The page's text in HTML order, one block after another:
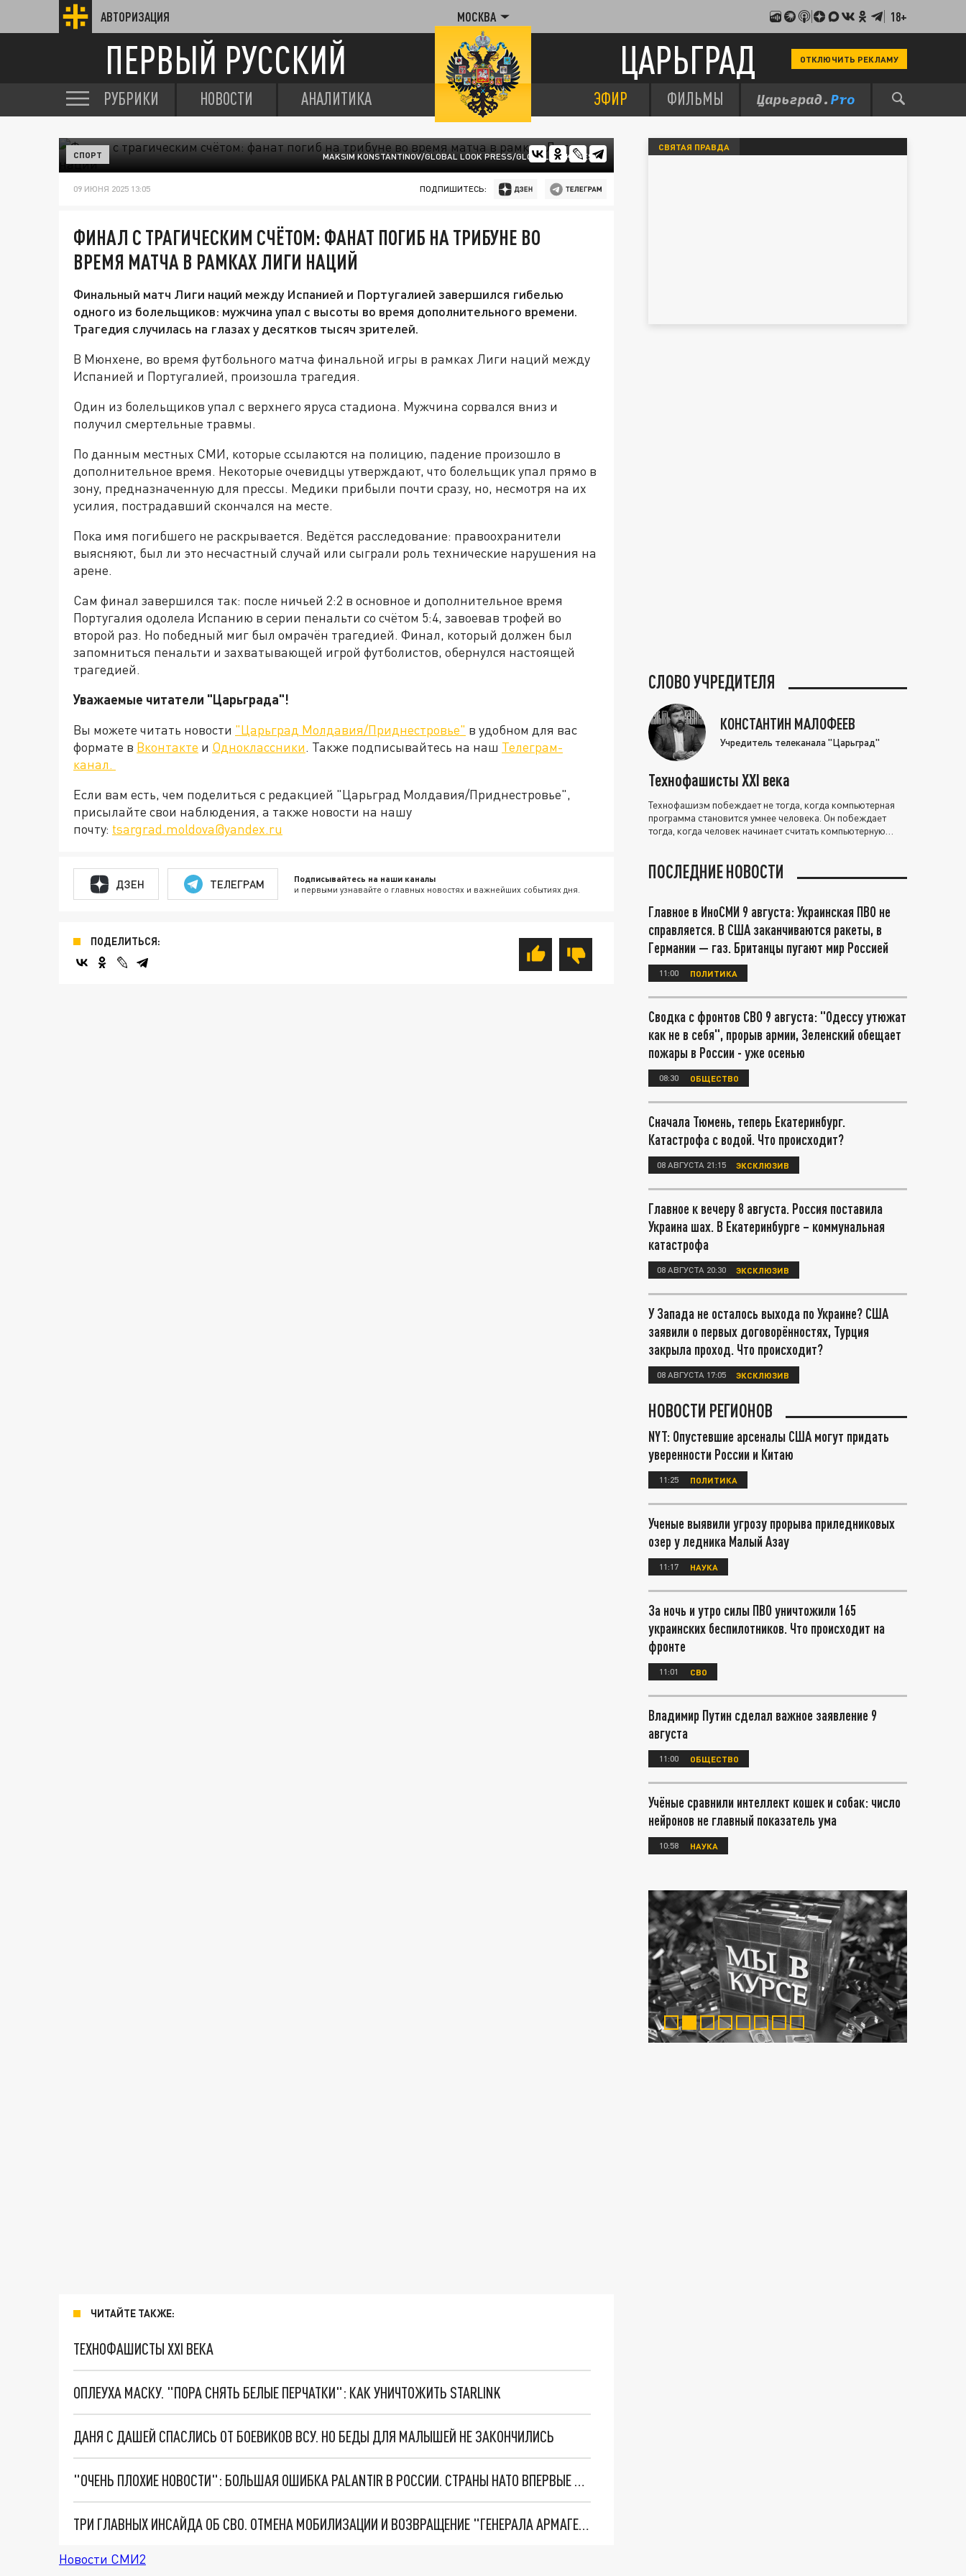
АВТОРИЗАЦИЯ МОСКВА 18+
ПЕРВЫЙ РУССКИЙ ЦАРЬГРАД ОТКЛЮЧИТЬ РЕКЛАМУ
РУБРИКИ НОВОСТИ АНАЛИТИКА ЭФИР ФИЛЬМЫ
MAKSIM KONSTANTINOV/GLOBAL LOOK PRESS/GLOBALLOOKPRESS
СПОРТ
09 ИЮНЯ 2025 13:05 ПОДПИШИТЕСЬ:
ФИНАЛ С ТРАГИЧЕСКИМ СЧЁТОМ: ФАНАТ ПОГИБ НА ТРИБУНЕ ВО
ВРЕМЯ МАТЧА В РАМКАХ ЛИГИ НАЦИЙ
Финальный матч Лиги наций между Испанией и Португалией завершился гибелью
одного из болельщиков: мужчина упал с высоты во время дополнительного времени.
Трагедия случилась на глазах у десятков тысяч зрителей.
В Мюнхене, во время футбольного матча финальной игры в рамках Лиги наций между
Испанией и Португалией, произошла трагедия.
Один из болельщиков упал с верхнего яруса стадиона. Мужчина сорвался вниз и
получил смертельные травмы.
По данным местных СМИ, которые ссылаются на полицию, падение произошло в
дополнительное время. Некоторые очевидцы утверждают, что болельщик упал прямо в
зону, предназначенную для прессы. Медики прибыли почти сразу, но, несмотря на их
усилия, пострадавший скончался на месте.
Пока имя погибшего не раскрывается. Ведётся расследование: правоохранители
выясняют, был ли это несчастный случай или сыграли роль технические нарушения на
арене.
Сам финал завершился так: после ничьей 2:2 в основное и дополнительное время
Португалия одолела Испанию в серии пенальти со счётом 5:4, завоевав трофей во
второй раз. Но победный миг был омрачён трагедией. Финал, который должен был
запомниться пенальти и захватывающей игрой футболистов, обернулся настоящей
трагедией.
Уважаемые читатели "Царьграда"!
Вы можете читать новости "Царьград Молдавия/Приднестровье" в удобном для вас
формате в Вконтакте и Одноклассники. Также подписывайтесь на наш Телеграм-
канал.
Если вам есть, чем поделиться с редакцией "Царьград Молдавия/Приднестровье",
присылайте свои наблюдения, а также новости на нашу
почту: tsargrad.moldova@yandex.ru
ДЗЕН ТЕЛЕГРАМ Подписывайтесь на наши каналы
и первыми узнавайте о главных новостях и важнейших событиях дня.
ПОДЕЛИТЬСЯ:
ЧИТАЙТЕ ТАКЖЕ:
ТЕХНОФАШИСТЫ XXI ВЕКА
ОПЛЕУХА МАСКУ. "ПОРА СНЯТЬ БЕЛЫЕ ПЕРЧАТКИ": КАК УНИЧТОЖИТЬ STARLINK
ДАНЯ С ДАШЕЙ СПАСЛИСЬ ОТ БОЕВИКОВ ВСУ. НО БЕДЫ ДЛЯ МАЛЫШЕЙ НЕ ЗАКОНЧИЛИСЬ
"ОЧЕНЬ ПЛОХИЕ НОВОСТИ": БОЛЬШАЯ ОШИБКА PALANTIR В РОССИИ. СТРАНЫ НАТО ВПЕРВЫЕ ЗА СВО ОСТАНОВИЛИ ПОСТАВКИ ОРУЖИЯ. ВСУ ТЕРЯЮТ ПРИГРАНИЧЬЕ?
ТРИ ГЛАВНЫХ ИНСАЙДА ОБ СВО. ОТМЕНА МОБИЛИЗАЦИИ И ВОЗВРАЩЕНИЕ "ГЕНЕРАЛА АРМАГЕДДОНА"? ОТЛИЧНЫЕ НОВОСТИ, КОТОРЫЕ ЖДАЛИ ВСЕ
Новости СМИ2
СВЯТАЯ ПРАВДА
СЛОВО УЧРЕДИТЕЛЯ
КОНСТАНТИН МАЛОФЕЕВ
Учредитель телеканала "Царьград"
Технофашисты XXI века
Технофашизм побеждает не тогда, когда компьютерная
программа становится умнее человека. Он побеждает
тогда, когда человек начинает считать компьютерную
ПОСЛЕДНИЕ НОВОСТИ
Главное в ИноСМИ 9 августа: Украинская ПВО не
справляется. В США заканчиваются ракеты, в
Германии — газ. Британцы пугают мир Россией
11:00 ПОЛИТИКА
Сводка с фронтов СВО 9 августа: "Одессу утюжат
как не в себя", прорыв армии, Зеленский обещает
пожары в России - уже осенью
08:30 ОБЩЕСТВО
Сначала Тюмень, теперь Екатеринбург.
Катастрофа с водой. Что происходит?
08 АВГУСТА 21:15 ЭКСКЛЮЗИВ
Главное к вечеру 8 августа. Россия поставила
Украина шах. В Екатеринбурге – коммунальная
катастрофа
08 АВГУСТА 20:30 ЭКСКЛЮЗИВ
У Запада не осталось выхода по Украине? США
заявили о первых договорённостях, Турция
закрыла проход. Что происходит?
08 АВГУСТА 17:05 ЭКСКЛЮЗИВ
НОВОСТИ РЕГИОНОВ
NYT: Опустевшие арсеналы США могут придать
уверенности России и Китаю
11:25 ПОЛИТИКА
Ученые выявили угрозу прорыва приледниковых
озер у ледника Малый Азау
11:17 НАУКА
За ночь и утро силы ПВО уничтожили 165
украинских беспилотников. Что происходит на
фронте
11:01 СВО
Владимир Путин сделал важное заявление 9
августа
11:00 ОБЩЕСТВО
Учёные сравнили интеллект кошек и собак: число
нейронов не главный показатель ума
10:58 НАУКА